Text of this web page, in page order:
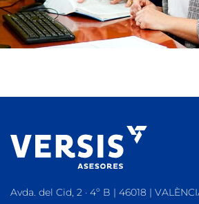
Avda. del Cid, 2 · 4º B | 46018 |